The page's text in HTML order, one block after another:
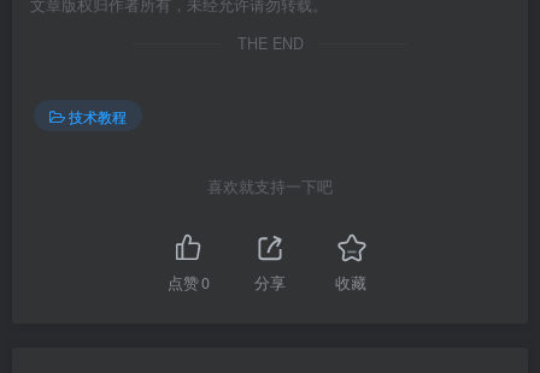
文章版权归作者所有，未经允许请勿转载。
THE END
技术教程
喜欢就支持一下吧
点赞0 分享 收藏